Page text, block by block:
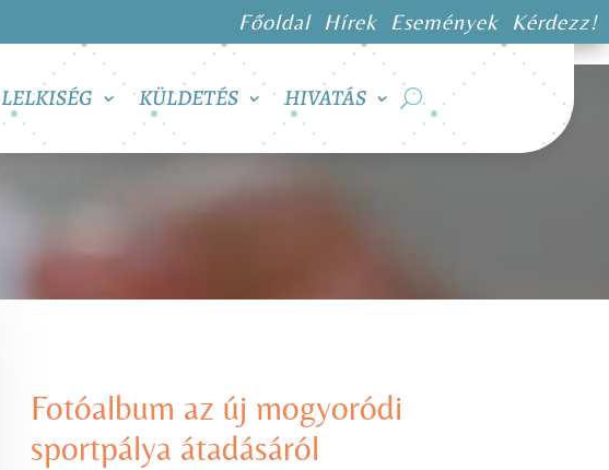
Főoldal Hírek Események Kérdezz!
LELKISÉG KÜLDETÉS HIVATÁS
Fotóalbum az új mogyoródi
sportpálya átadásáról